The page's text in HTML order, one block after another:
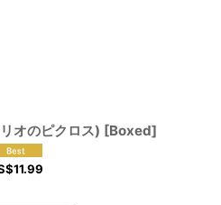
オのピクロス) [Boxed]
11.99